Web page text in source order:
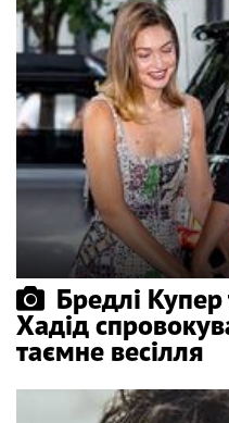
Бредлі
Хадід
таємне весілля